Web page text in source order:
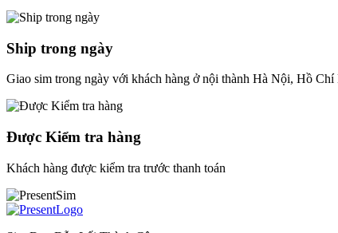
Ship trong ngày
Giao sim trong ngày với khách hàng ở nội thành Hà Nội, Hồ Chí
Được Kiểm tra hàng
Khách hàng được kiểm tra trước thanh toán